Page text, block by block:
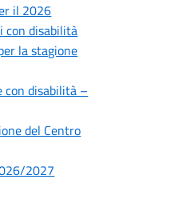
il 2026
con disabilità
la stagione
con disabilità –
del Centro
2027